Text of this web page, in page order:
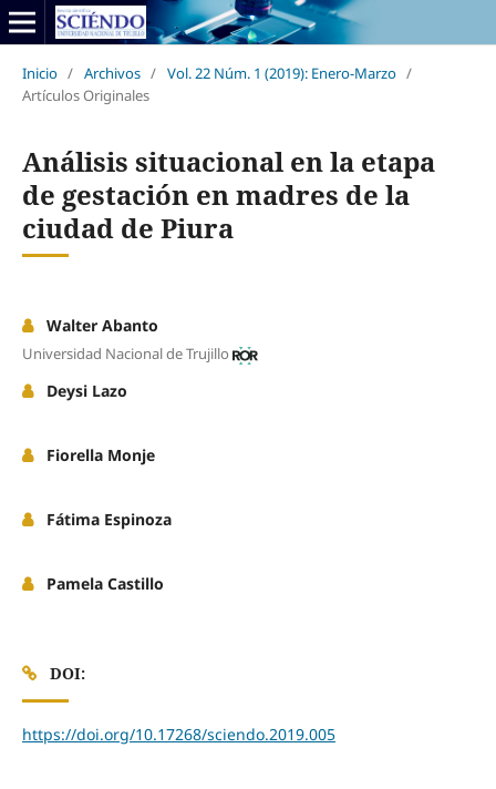
Inicio / Archivos / Vol. 22 Núm. 1 (2019): Enero-Marzo /
Artículos Originales
Análisis situacional en la etapa
de gestación en madres de la
ciudad de Piura
Walter Abanto
Universidad Nacional de Trujillo
Deysi Lazo
Fiorella Monje
Fátima Espinoza
Pamela Castillo
DOI:
https://doi.org/10.17268/sciendo.2019.005